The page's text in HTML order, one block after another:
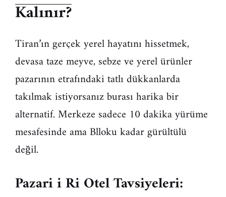
Kalınır?
Tiran’ın gerçek yerel hayatını hissetmek,
devasa taze meyve, sebze ve yerel ürünler
pazarının etrafındaki tatlı dükkanlarda
takılmak istiyorsanız burası harika bir
alternatif. Merkeze sadece 10 dakika yürüme
mesafesinde ama Blloku kadar gürültülü
değil.
Pazari i Ri Otel Tavsiyeleri: